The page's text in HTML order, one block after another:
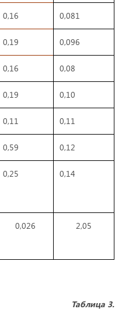
0,16 0,081
0,19 0,096
0,16 0,08
0,19 0,10
0,11 0,11
0,59 0,12
0,25 0,14
0,026 2,05
Таблица 3.